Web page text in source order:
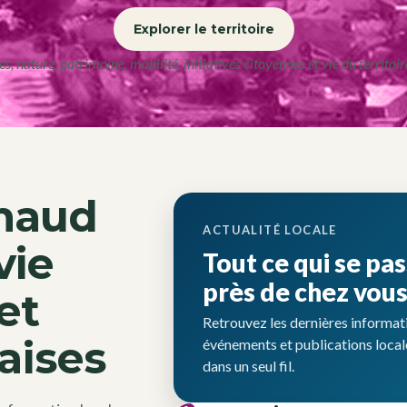
Explorer le territoire
nature, patrimoine, mobilité, initiatives citoyennes et vie du
ACTUALITÉ LOCALE
Tout ce qui se
près de chez
Retrouvez les dernières
événements et publications
dans un seul fil.